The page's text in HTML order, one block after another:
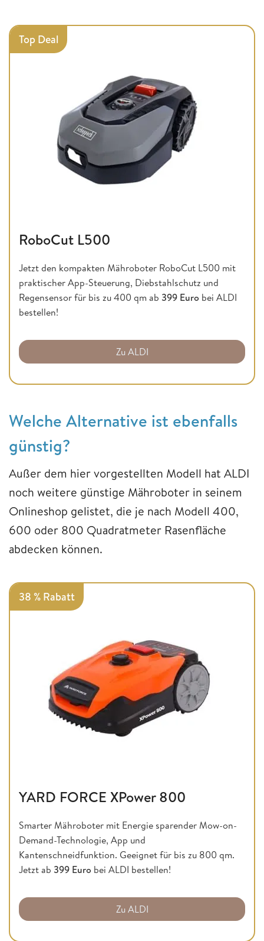
Top Deal
RoboCut L500
Jetzt den kompakten Mähroboter RoboCut L500 mit
praktischer App-Steuerung, Diebstahlschutz und
Regensensor für bis zu 400 qm ab 399 Euro bei ALDI
bestellen!
Zu ALDI
Welche Alternative ist ebenfalls
günstig?
Außer dem hier vorgestellten Modell hat ALDI
noch weitere günstige Mähroboter in seinem
Onlineshop gelistet, die je nach Modell 400,
600 oder 800 Quadratmeter Rasenfläche
abdecken können.
38 % Rabatt
YARD FORCE XPower 800
Smarter Mähroboter mit Energie sparender Mow-on-
Demand-Technologie, App und
Kantenschneidfunktion. Geeignet für bis zu 800 qm.
Jetzt ab 399 Euro bei ALDI bestellen!
Zu ALDI